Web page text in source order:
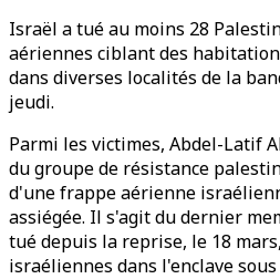
Israël a tué au moins 28
aériennes ciblant des
dans diverses localités de la
jeudi.
Parmi les victimes, Abdel-Latif
du groupe de résistance
d'une frappe aérienne
assiégée. Il s'agit du dernier
tué depuis la reprise, le 18
israéliennes dans l'enclave sous